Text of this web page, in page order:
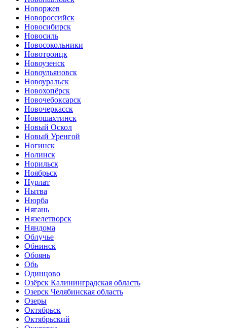
Новоржев
Новороссийск
Новосибирск
Новосиль
Новосокольники
Новотроицк
Новоузенск
Новоульяновск
Новоуральск
Новохопёрск
Новочебоксарск
Новочеркасск
Новошахтинск
Новый Оскол
Новый Уренгой
Ногинск
Нолинск
Норильск
Ноябрьск
Нурлат
Нытва
Нюрба
Нягань
Нязелетворск
Няндома
Облучье
Обнинск
Обоянь
Обь
Одинцово
Озёрск Калининградская область
Озерск Челябинская область
Озеры
Октябрьск
Октябрьский